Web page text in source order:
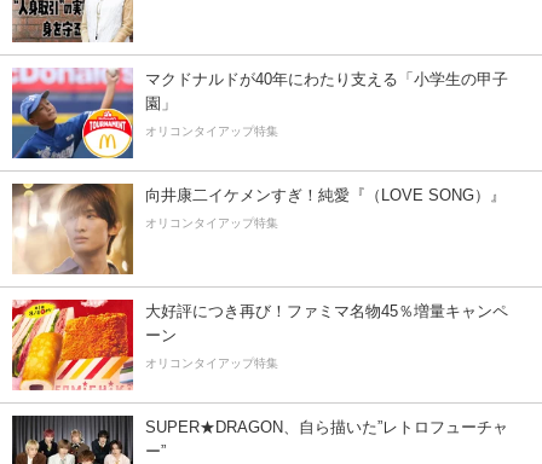
マクドナルドが40年にわたり支える「小学生の甲子
園」
オリコンタイアップ特集
向井康二イケメンすぎ！純愛『（LOVE SONG）』
オリコンタイアップ特集
大好評につき再び！ファミマ名物45％増量キャンペ
ーン
オリコンタイアップ特集
SUPER★DRAGON、自ら描いた”レトロフューチャ
ー”